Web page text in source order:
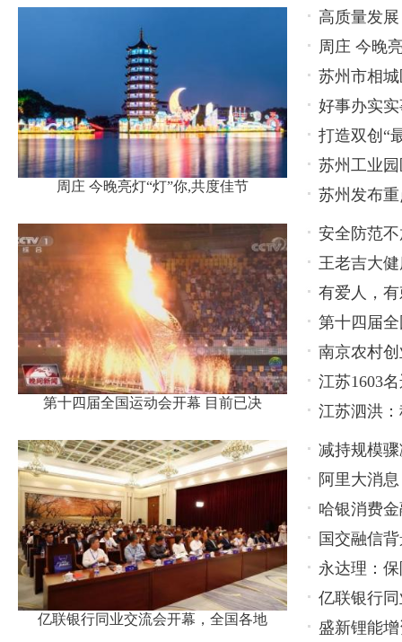
周庄 今晚亮灯“灯”你,共度佳节
高质量发
周庄 今晚
苏州市相
好事办实
打造双创“
苏州工业
苏州发布
第十四届全国运动会开幕 目前已决
安全防范
轻心
王老吉大
款产品
有爱人，
第十四届
南京农村
江苏1603
江苏泗洪
亿联银行同业交流会开幕，全国各地
减持规模
持，还有
阿里大消
哈银消费
国交融信
永达理：
亿联银行
名代表
盛新锂能